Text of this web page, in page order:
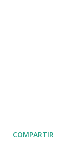
COMPARTIR